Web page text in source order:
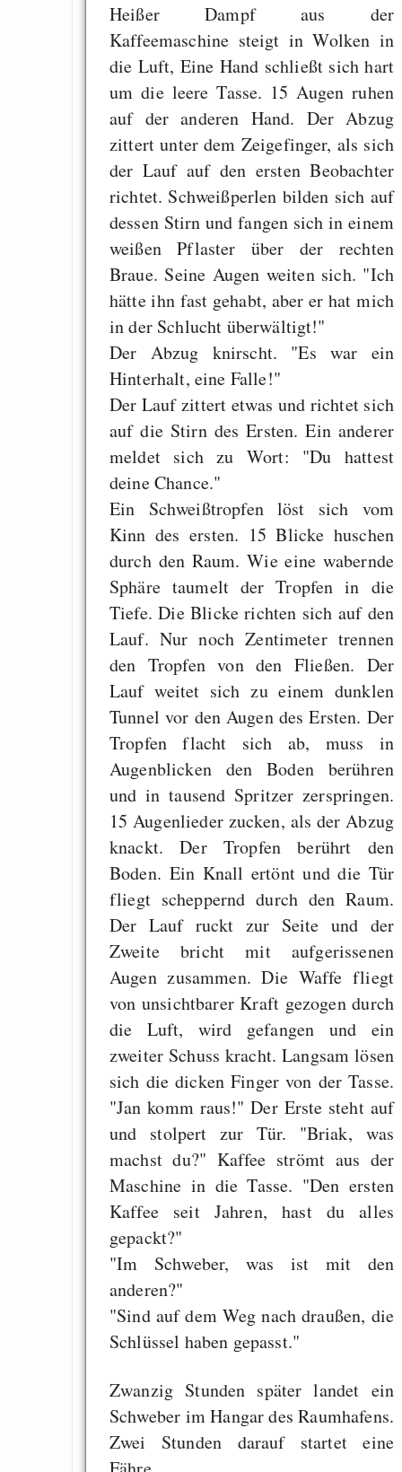
Heißer Dampf aus der
Kaffeemaschine steigt in Wolken in
die Luft, Eine Hand schließt sich hart
um die leere Tasse. 15 Augen ruhen
auf der anderen Hand. Der Abzug
zittert unter dem Zeigefinger, als sich
der Lauf auf den ersten Beobachter
richtet. Schweißperlen bilden sich auf
dessen Stirn und fangen sich in einem
weißen Pflaster über der rechten
Braue. Seine Augen weiten sich. "Ich
hätte ihn fast gehabt, aber er hat mich
in der Schlucht überwältigt!"
Der Abzug knirscht. "Es war ein
Hinterhalt, eine Falle!"
Der Lauf zittert etwas und richtet sich
auf die Stirn des Ersten. Ein anderer
meldet sich zu Wort: "Du hattest
deine Chance."
Ein Schweißtropfen löst sich vom
Kinn des ersten. 15 Blicke huschen
durch den Raum. Wie eine wabernde
Sphäre taumelt der Tropfen in die
Tiefe. Die Blicke richten sich auf den
Lauf. Nur noch Zentimeter trennen
den Tropfen von den Fließen. Der
Lauf weitet sich zu einem dunklen
Tunnel vor den Augen des Ersten. Der
Tropfen flacht sich ab, muss in
Augenblicken den Boden berühren
und in tausend Spritzer zerspringen.
15 Augenlieder zucken, als der Abzug
knackt. Der Tropfen berührt den
Boden. Ein Knall ertönt und die Tür
fliegt scheppernd durch den Raum.
Der Lauf ruckt zur Seite und der
Zweite bricht mit aufgerissenen
Augen zusammen. Die Waffe fliegt
von unsichtbarer Kraft gezogen durch
die Luft, wird gefangen und ein
zweiter Schuss kracht. Langsam lösen
sich die dicken Finger von der Tasse.
"Jan komm raus!" Der Erste steht auf
und stolpert zur Tür. "Briak, was
machst du?" Kaffee strömt aus der
Maschine in die Tasse. "Den ersten
Kaffee seit Jahren, hast du alles
gepackt?"
"Im Schweber, was ist mit den
anderen?"
"Sind auf dem Weg nach draußen, die
Schlüssel haben gepasst."
Zwanzig Stunden später landet ein
Schweber im Hangar des Raumhafens.
Zwei Stunden darauf startet eine